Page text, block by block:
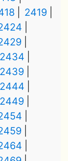
2419
2434
2439
2444
2449